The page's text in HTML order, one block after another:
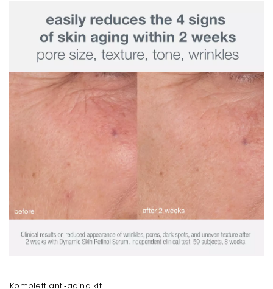
Komplett anti‑aging kit